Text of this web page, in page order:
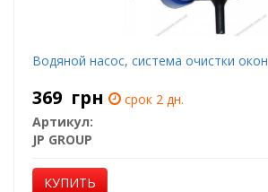
Водяной насос, система очистки окон
369 грн
срок 2 дн.
Артикул:
JP GROUP
КУПИТЬ